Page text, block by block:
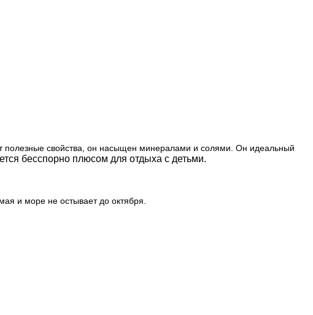
полезные свойства, он насыщен минералами и солями. Он идеальный
бесспорно плюсом для отдыха с детьми.
и море не остывает до октября.